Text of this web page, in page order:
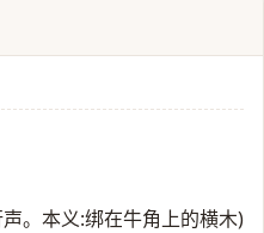
。本义:绑在牛角上的横木)